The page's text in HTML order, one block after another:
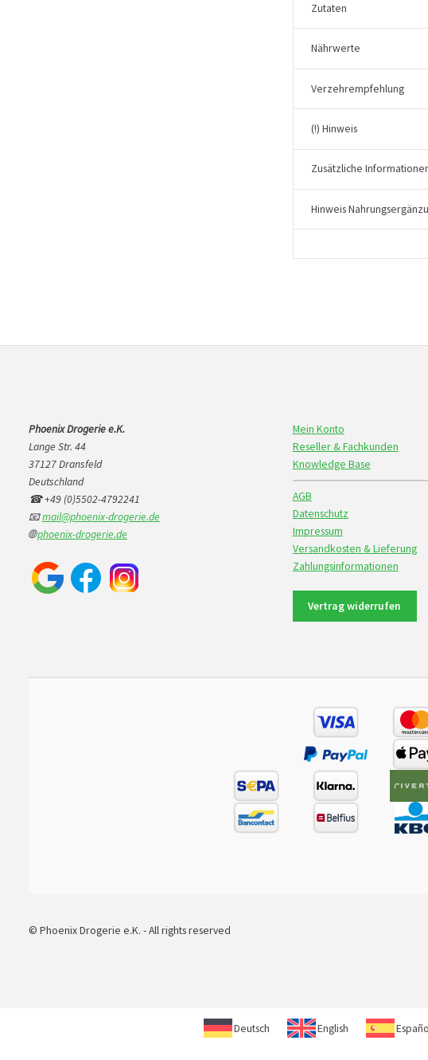
Zutaten
Nährwerte
Verzehrempfehlung
(!) Hinweis
Zusätzliche
Hinweis
Phoenix Drogerie e.K.
Lange Str. 44
37127 Dransfeld
Deutschland
☎ +49 (0)5502-4792241
📧mail@phoenix-drogerie.de
🌐phoenix-drogerie.de
Mein Konto
Reseller & Fachkunden
Knowledge Base
AGB
Datenschutz
Impressum
Versandkosten & Lieferung
Zahlungsinformationen
Vertrag widerrufen
© Phoenix Drogerie e.K. - All rights reserved
Deutsch English